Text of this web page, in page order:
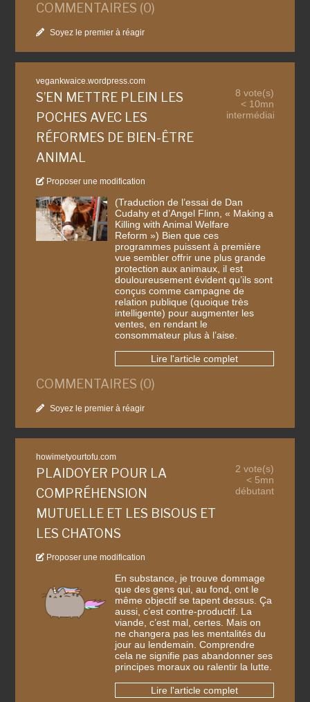
COMMENTAIRES (0)
Soyez le premier à réagir
vegankwaice.wordpress.com
S’EN METTRE PLEIN LES
POCHES AVEC LES
RÉFORMES DE BIEN-ÊTRE
ANIMAL
Proposer une modification
8 vote(s)
< 10mn
intermédiaire
(Traduction de l’essai de Dan
Cudahy et d’Angel Flinn, « Making a
Killing with Animal Welfare
Reform ») Bien que ces
programmes puissent à première
vue sembler offrir une plus grande
protection aux animaux, il est
douloureusement évident qu’ils sont
conçus comme campagne de
relation publique (quoique très
intelligente) pour augmenter les
ventes, en rendant le
consommateur plus à l’aise.
Lire l'article complet
COMMENTAIRES (0)
Soyez le premier à réagir
howimetyourtofu.com
PLAIDOYER POUR LA
COMPRÉHENSION
MUTUELLE ET LES BISOUS ET
LES CHATONS
Proposer une modification
2 vote(s)
< 5mn
débutant
En substance, je trouve dommage
que des gens qui, au fond, ont le
même objectif se tapent dessus. Ça
aussi, c’est contre-productif. La
viande, c’est mal, certes. Mais on
ne changera pas les mentalités du
jour au lendemain. Comprendre
cela ne signifie pas abandonner ses
principes moraux ou ralentir la lutte.
Lire l'article complet